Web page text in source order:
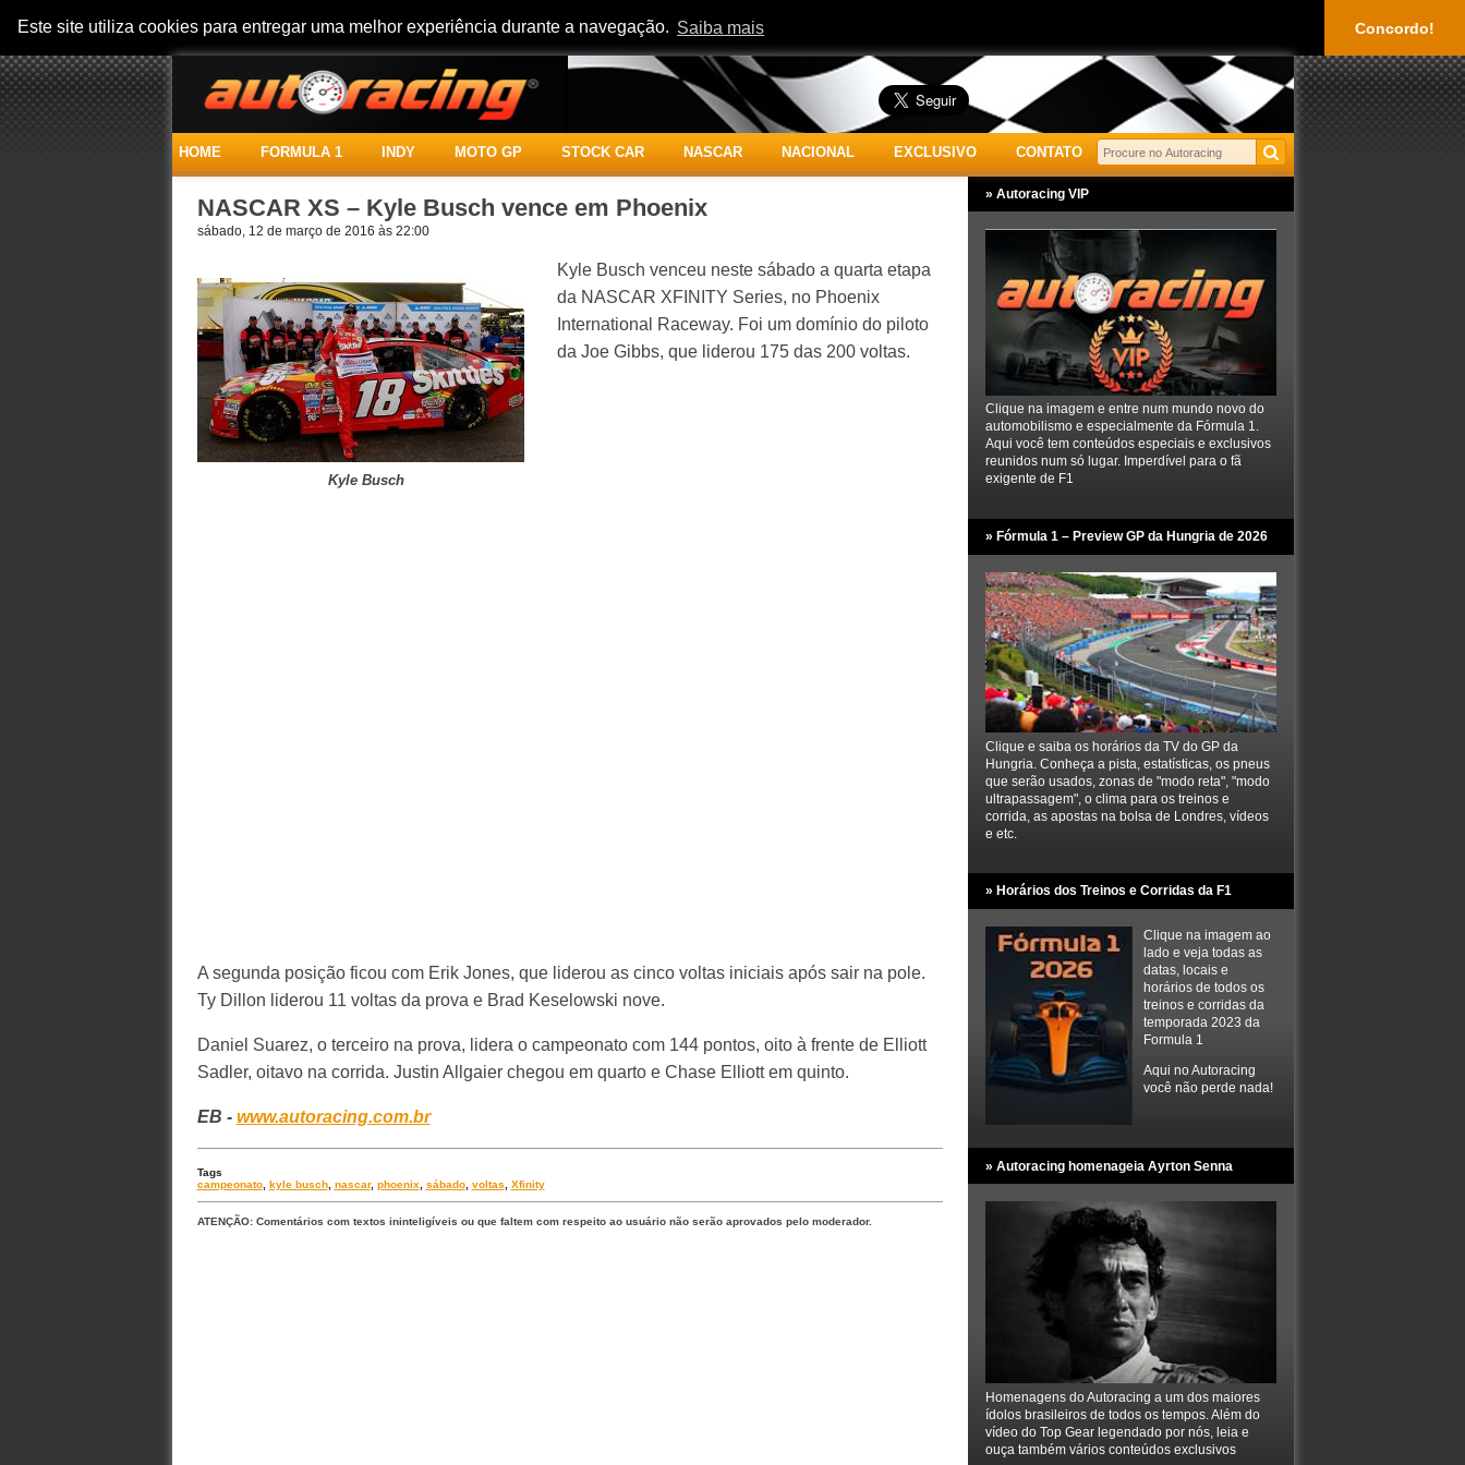
Este site utiliza cookies para entregar uma melhor experiência durante a navegação. Saiba mais Concordo!
HOME FORMULA 1 INDY MOTO GP STOCK CAR NASCAR NACIONAL EXCLUSIVO CONTATO
NASCAR XS – Kyle Busch vence em Phoenix
sábado, 12 de março de 2016 às 22:00
Kyle Busch
Kyle Busch venceu neste sábado a quarta etapa
da NASCAR XFINITY Series, no Phoenix
International Raceway. Foi um domínio do piloto
da Joe Gibbs, que liderou 175 das 200 voltas.
A segunda posição ficou com Erik Jones, que liderou as cinco voltas iniciais após sair na pole.
Ty Dillon liderou 11 voltas da prova e Brad Keselowski nove.
Daniel Suarez, o terceiro na prova, lidera o campeonato com 144 pontos, oito à frente de Elliott
Sadler, oitavo na corrida. Justin Allgaier chegou em quarto e Chase Elliott em quinto.
EB - www.autoracing.com.br
Tags
campeonato, kyle busch, nascar, phoenix sábado, voltas Xfinity
ATENÇÃO: Comentários com textos ininteligíveis ou que faltem com respeito ao usuário não serão aprovados pelo moderador.
» Autoracing VIP
Clique na imagem e entre num mundo novo do
automobilismo e especialmente da Fórmula 1.
Aqui você tem conteúdos especiais e exclusivos
reunidos num só lugar. Imperdível para o fã
exigente de F1
» Fórmula 1 – Preview GP da Hungria de 2026
Clique e saiba os horários da TV do GP da
Hungria. Conheça a pista, estatísticas, os pneus
que serão usados, zonas de "modo reta", "modo
ultrapassagem", o clima para os treinos e
corrida, as apostas na bolsa de Londres, vídeos
e etc.
» Horários dos Treinos e Corridas da F1
Clique na imagem ao
lado e veja todas as
datas, locais e
horários de todos os
treinos e corridas da
temporada 2023 da
Formula 1
Aqui no Autoracing
você não perde nada!
» Autoracing homenageia Ayrton Senna
Homenagens do Autoracing a um dos maiores
ídolos brasileiros de todos os tempos. Além do
vídeo do Top Gear legendado por nós, leia e
ouça também vários conteúdos exclusivos